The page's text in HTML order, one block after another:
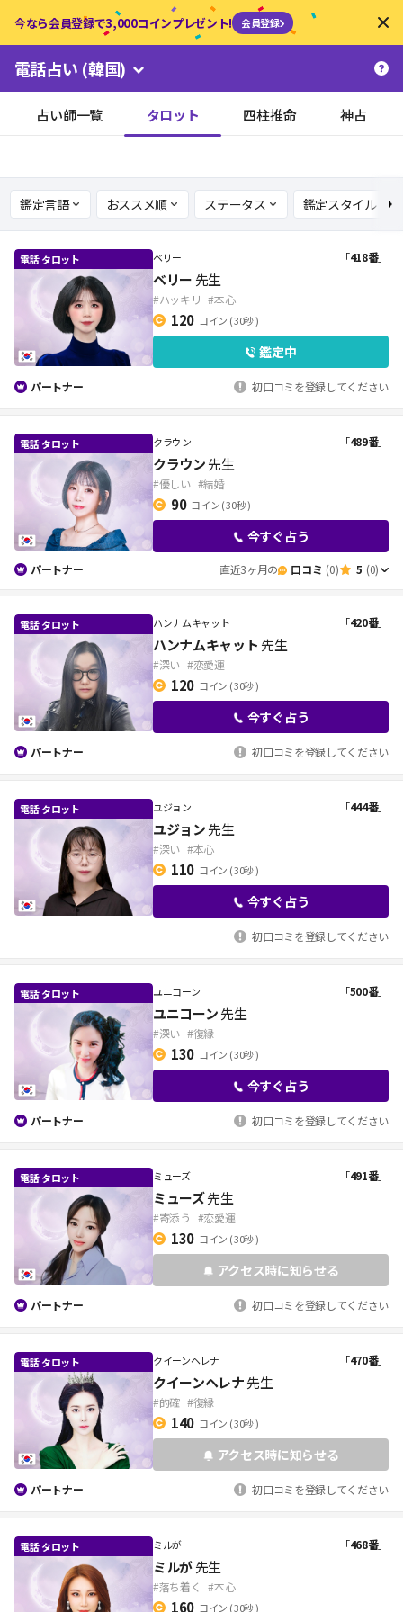
今なら会員登録で3,000コインプレゼント! 会員登録
電話占い (韓国)
占い師一覧 タロット 四柱推命 神占
鑑定言語 おススメ順 ステータス 鑑定スタイル
「418番」
ベリー
ベリー 先生
#ハッキリ #本心
120 コイン ( 30秒 )
鑑定中
パートナー 初口コミを登録してください
「489番」
クラウン
クラウン先生
#優しい #結婚
90 コイン( 30秒 )
今すぐ占う
パートナー 直近3ヶ月の 口コミ (0) 5 (0)
「420番」
ハンナムキャット
ハンナムキャット 先生
#深い #恋愛運
120 コイン ( 30秒 )
今すぐ占う
パートナー 初口コミを登録してください
「444番」
ユジョン
ユジョン先生
#深い #本心
110 コイン ( 30秒 )
今すぐ占う
初口コミを登録してください
「500番」
ユニコーン
ユニコーン先生
#深い #復縁
130 コイン ( 30秒 )
今すぐ占う
パートナー 初口コミを登録してください
「491番」
ミューズ
ミューズ先生
#寄添う #恋愛運
130 コイン ( 30秒 )
アクセス時に知らせる
パートナー 初口コミを登録してください
「470番」
クイーンヘレナ
クイーンヘレナ先生
#的確 #復縁
140 コイン ( 30秒 )
アクセス時に知らせる
パートナー 初口コミを登録してください
「468番」
ミルが
ミルが先生
#落ち着く #本心
160 コイン ( 30秒 )